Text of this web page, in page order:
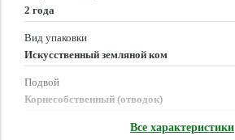
2 года
Вид упаковки
Искусственный земляной ком
Подвой
Корнесобственный (отводок)
Все характеристики